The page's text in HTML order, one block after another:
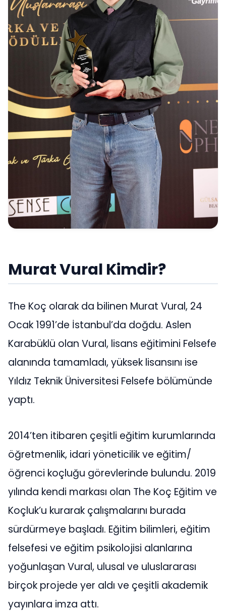
Murat Vural Kimdir?
The Koç olarak da bilinen Murat Vural, 24
Ocak 1991’de İstanbul’da doğdu. Aslen
Karabüklü olan Vural, lisans eğitimini Felsefe
alanında tamamladı, yüksek lisansını ise
Yıldız Teknik Üniversitesi Felsefe bölümünde
yaptı.
2014’ten itibaren çeşitli eğitim kurumlarında
öğretmenlik, idari yöneticilik ve eğitim/
öğrenci koçluğu görevlerinde bulundu. 2019
yılında kendi markası olan The Koç Eğitim ve
Koçluk’u kurarak çalışmalarını burada
sürdürmeye başladı. Eğitim bilimleri, eğitim
felsefesi ve eğitim psikolojisi alanlarına
yoğunlaşan Vural, ulusal ve uluslararası
birçok projede yer aldı ve çeşitli akademik
yayınlara imza attı.